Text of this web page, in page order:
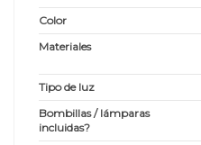
Color
Materiales
Tipo de luz
Bombillas / lámparas
incluidas?